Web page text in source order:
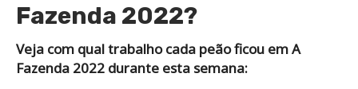
Fazenda 2022?
Veja com qual trabalho cada peão ficou em A
Fazenda 2022 durante esta semana: